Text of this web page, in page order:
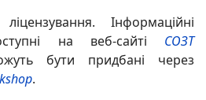
Інформаційні
на веб-сайті СОЗТ
бути придбані через
.